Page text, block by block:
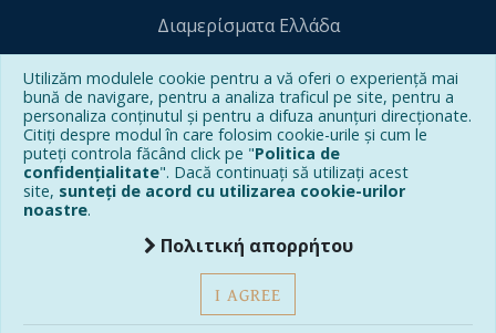
Διαμερίσματα Ελλάδα
Βίλες Ελλάδα
Spaces Greece
γης Ελλάδα
ΕΠΙΚΟΙΝΩΝΊΑ
office@grecocasa.ro
(+40) 750 171 720
Utilizăm modulele cookie pentru a vă oferi o experiență mai
bună de navigare, pentru a analiza traficul pe site, pentru a
personaliza conținutul și pentru a difuza anunțuri direcționate.
Citiți despre modul în care folosim cookie-urile și cum le
puteți controla făcând click pe "Politica de
confidențialitate". Dacă continuați să utilizați acest
site, sunteți de acord cu utilizarea cookie-urilor
noastre.
Πολιτική απορρήτου
I AGREE